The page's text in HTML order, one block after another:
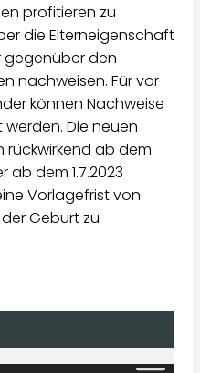
profitieren zu
die Elterneigenschaft
gegenüber den
nachweisen. Für vor
können Nachweise
werden. Die neuen
ab dem
ab dem 1.7.2023
Vorlagefrist von
Geburt zu